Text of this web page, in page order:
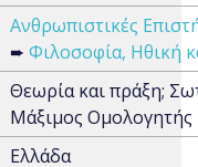
Ανθρωπιστικές
➨ Φιλοσοφία, Ηθική
Θεωρία και πράξη;
Μάξιμος Ομολογητής
Ελλάδα